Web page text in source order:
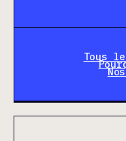
Tous